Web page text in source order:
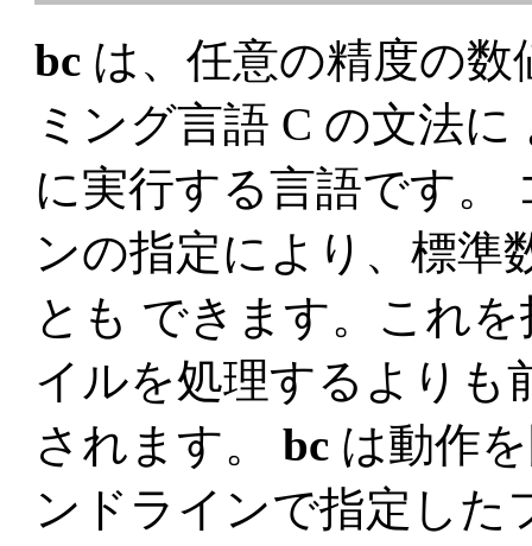
bc は、任意の精度の
ミング言語 C の文法
に実行する言語です。
ンの指定により、標準
とも できます。これ
イルを処理するよりも
されます。bc は動作
ンドラインで指定した